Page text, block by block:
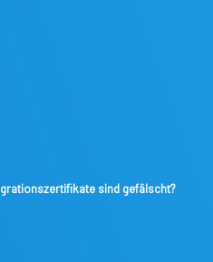
sind gefälscht?